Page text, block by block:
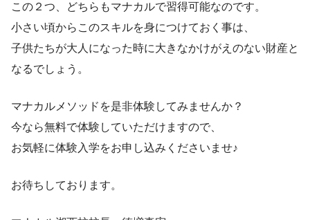
この２つ、どちらもマナカルで習得可能なのです。
小さい頃からこのスキルを身につけておく事は、
子供たちが大人になった時に大きなかけがえのない財産と
なるでしょう。
マナカルメソッドを是非体験してみませんか？
今なら無料で体験していただけますので、
お気軽に体験入学をお申し込みくださいませ♪
お待ちしております。